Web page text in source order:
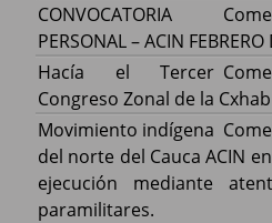
CONVOCATORIA
PERSONAL – ACIN
Hacía el Tercer
Congreso Zonal de la
Movimiento indígena
del norte del Cauca ACIN
ejecución mediante
paramilitares.